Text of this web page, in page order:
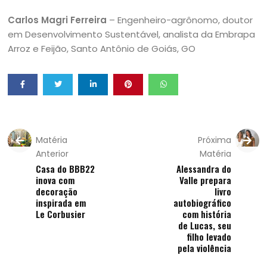
Carlos Magri Ferreira – Engenheiro-agrônomo, doutor
em Desenvolvimento Sustentável, analista da Embrapa
Arroz e Feijão, Santo Antônio de Goiás, GO
Matéria
Anterior
Casa do BBB22
inova com
decoração
inspirada em
Le Corbusier
Próxima
Matéria
Alessandra do
Valle prepara
livro
autobiográfico
com história
de Lucas, seu
filho levado
pela violência